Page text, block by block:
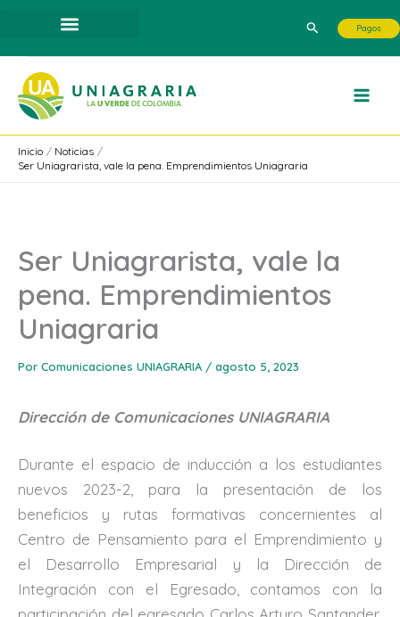
contenido
Buscar Pagos
Inicio
Noticias
Ser Uniagrarista, vale la pena. Emprendimientos Uniagraria
Ser Uniagrarista, vale la
pena. Emprendimientos
Uniagraria
Por Comunicaciones UNIAGRARIA / agosto 5, 2023
Dirección de Comunicaciones UNIAGRARIA
Durante el espacio de inducción a los estudiantes
nuevos 2023-2, para la presentación de los
beneficios y rutas formativas concernientes al
Centro de Pensamiento para el Emprendimiento y
el Desarrollo Empresarial y la Dirección de
Integración con el Egresado, contamos con la